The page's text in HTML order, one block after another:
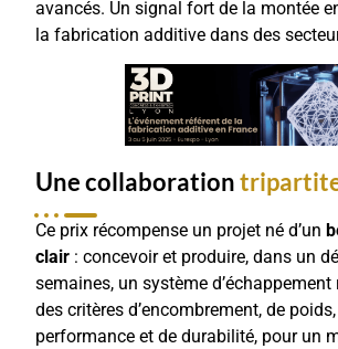
avancés. Un signal fort de la montée
la fabrication additive dans des
Une collaboration
Ce prix récompense un projet né d’un
clair : concevoir et produire, dans un
semaines, un système
des critères d’encombrement, de
performance et de durabilité, pour un